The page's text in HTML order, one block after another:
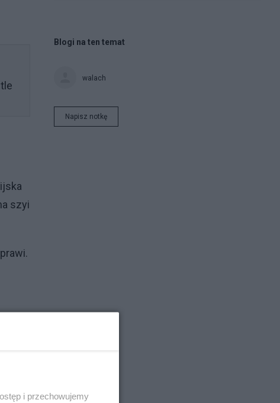
szyi
Blogi na ten temat
walach
Napisz notkę
i przechowujemy